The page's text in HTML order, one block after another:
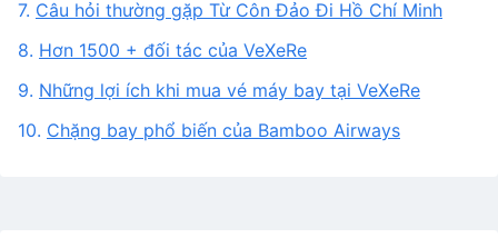
7. Câu hỏi thường gặp Từ Côn Đảo Đi Hồ Chí Minh
8. Hơn 1500 + đối tác của VeXeRe
9. Những lợi ích khi mua vé máy bay tại VeXeRe
10. Chặng bay phổ biến của Bamboo Airways